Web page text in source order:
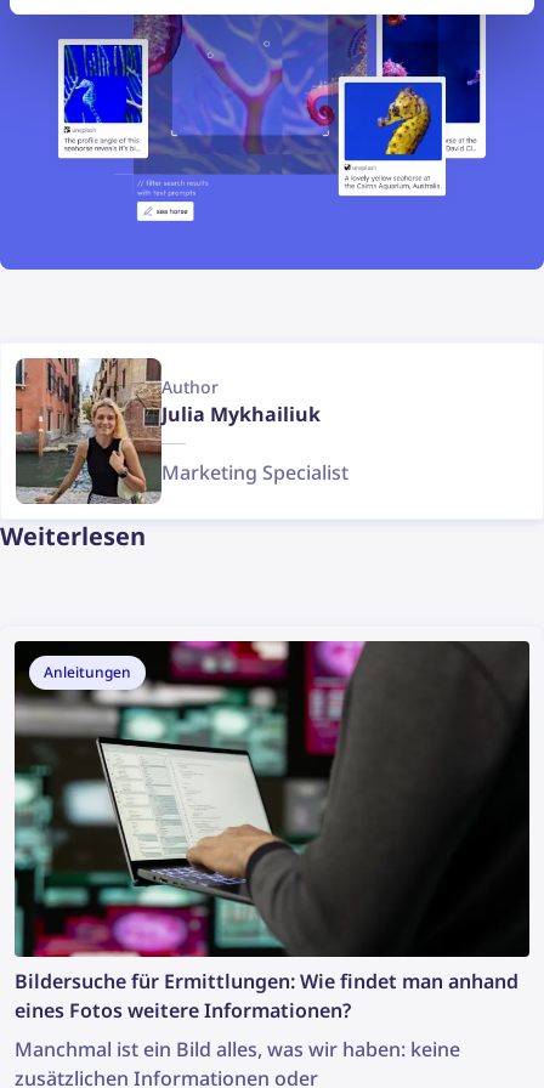
Author
Julia Mykhailiuk
Marketing Specialist
Weiterlesen
Anleitungen
Bildersuche für Ermittlungen: Wie findet man anhand
eines Fotos weitere Informationen?
Manchmal ist ein Bild alles, was wir haben: keine
zusätzlichen Informationen oder